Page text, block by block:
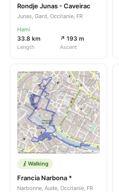
Rondje Junas - Caveirac
Junas, Gard, Occitanie, FR
Hami
33.8 km
Length
↗ 193 m
Ascent
Walking
Francia Narbona *
Narbonne, Aude, Occitanie, FR